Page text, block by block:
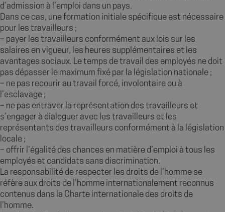
d’admission à l’emploi dans un pays.
Dans ce cas, une formation initiale spécifique est nécessaire
pour les travailleurs ;
– payer les travailleurs conformément aux lois sur les
salaires en vigueur, les heures supplémentaires et les
avantages sociaux. Le temps de travail des employés ne doit
pas dépasser le maximum fixé par la législation nationale ;
– ne pas recourir au travail forcé, involontaire ou à
l’esclavage ;
– ne pas entraver la représentation des travailleurs et
s’engager à dialoguer avec les travailleurs et les
représentants des travailleurs conformément à la législation
locale ;
– offrir l’égalité des chances en matière d’emploi à tous les
employés et candidats sans discrimination.
La responsabilité de respecter les droits de l’homme se
réfère aux droits de l’homme internationalement reconnus
contenus dans la Charte internationale des droits de
l’homme.